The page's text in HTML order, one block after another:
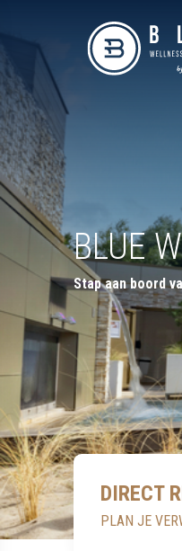
BLUE
Stap aan boord
DIRECT
PLAN JE